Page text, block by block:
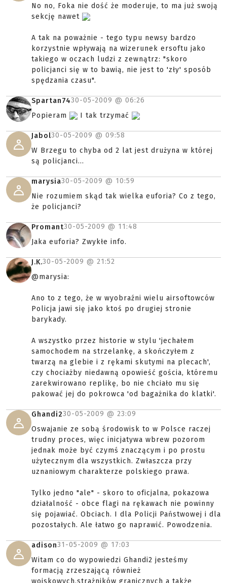
No no, Foka nie dość że moderuje, to ma już swoją
sekcję nawet
A tak na poważnie - tego typu newsy bardzo
korzystnie wpływają na wizerunek ersoftu jako
takiego w oczach ludzi z zewnątrz: "skoro
policjanci się w to bawią, nie jest to 'zły' sposób
spędzania czasu".
Spartan7430-05-2009 @ 06:26
Popieram
I tak trzymać
Jabol30-05-2009 @ 09:58
W Brzegu to chyba od 2 lat jest drużyna w której
są policjanci...
marysia30-05-2009 @ 10:59
Nie rozumiem skąd tak wielka euforia? Co z tego,
że policjanci?
Promant30-05-2009 @ 11:48
Jaka euforia? Zwykłe info.
J.K.30-05-2009 @ 21:52
@marysia:
Ano to z tego, że w wyobraźni wielu airsoftowców
Policja jawi się jako ktoś po drugiej stronie
barykady.
A wszystko przez historie w stylu 'jechałem
samochodem na strzelankę, a skończyłem z
twarzą na glebie i z rękami skutymi na plecach',
czy chociażby niedawną opowieść gościa, któremu
zarekwirowano replikę, bo nie chciało mu się
pakować jej do pokrowca 'od bagażnika do klatki'.
Ghandi230-05-2009 @ 23:09
Oswajanie ze sobą środowisk to w Polsce raczej
trudny proces, więc inicjatywa wbrew pozorom
jednak może być czymś znaczącym i po prostu
użytecznym dla wszystkich. Zwłaszcza przy
uznaniowym charakterze polskiego prawa.
Tylko jedno "ale" - skoro to oficjalna, pokazowa
działalność - obce flagi na rękawach nie powinny
się pojawiać. Obciach. I dla Policji Państwowej i dla
pozostałych. Ale łatwo go naprawić. Powodzenia.
adison31-05-2009 @ 17:03
Witam co do wypowiedzi Ghandi2 jesteśmy
formacją zrzeszającą również
wojskowych,strażników granicznych a także